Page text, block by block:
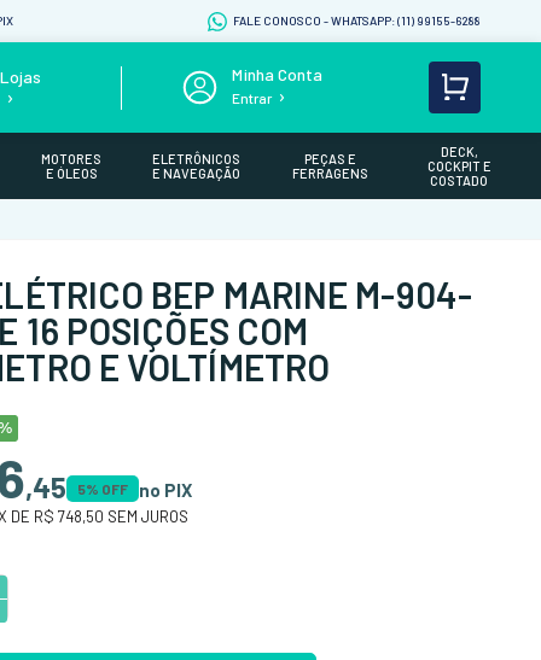
FALE CONOSCO - WHATSAPP: (11) 99155-6288
Entrar
MOTORES
E ÓLEOS
ELETRÔNICOS
E NAVEGAÇÃO
PEÇAS E
FERRAGENS
DECK,
COCKPIT E
COSTADO
BEP MARINE M-904-
16 POSIÇÕES COM
E VOLTÍMETRO
,45 5% OFF no PIX
DE R$ 748,50 SEM JUROS